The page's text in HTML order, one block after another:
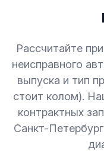
Рассчитайте
неисправного
выпуска и тип
стоит колом).
контрактных
Санкт-